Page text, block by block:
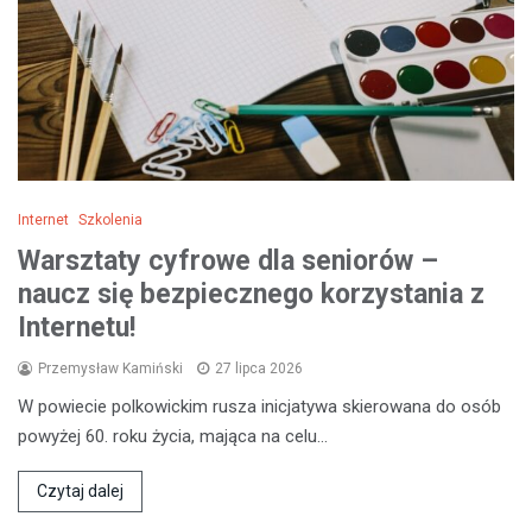
Internet Szkolenia
Warsztaty cyfrowe dla seniorów –
naucz się bezpiecznego korzystania z
Internetu!
Przemysław Kamiński 27 lipca 2026
W powiecie polkowickim rusza inicjatywa skierowana do osób
powyżej 60. roku życia, mająca na celu…
Czytaj dalej